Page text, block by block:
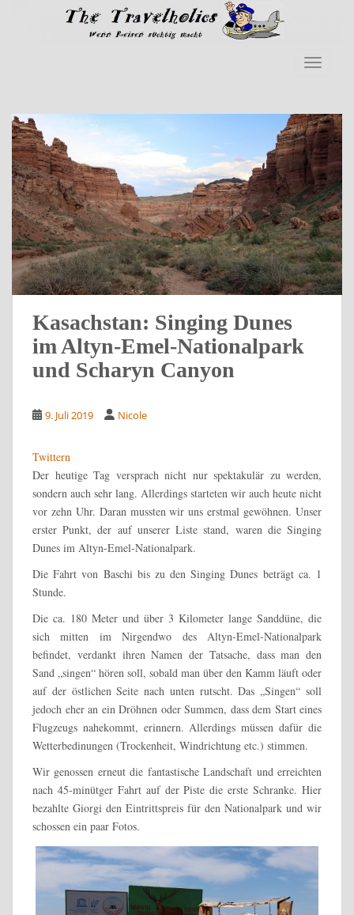
Skip to main content
Kasachstan: Singing Dunes
im Altyn-Emel-Nationalpark
und Scharyn Canyon
9. Juli 2019 Nicole
Twittern
Der heutige Tag versprach nicht nur spektakulär zu werden,
sondern auch sehr lang. Allerdings starteten wir auch heute nicht
vor zehn Uhr. Daran mussten wir uns erstmal gewöhnen. Unser
erster Punkt, der auf unserer Liste stand, waren die Singing
Dunes im Altyn-Emel-Nationalpark.
Die Fahrt von Baschi bis zu den Singing Dunes beträgt ca. 1
Stunde.
Die ca. 180 Meter und über 3 Kilometer lange Sanddüne, die
sich mitten im Nirgendwo des Altyn-Emel-Nationalpark
befindet, verdankt ihren Namen der Tatsache, dass man den
Sand „singen“ hören soll, sobald man über den Kamm läuft oder
auf der östlichen Seite nach unten rutscht. Das „Singen“ soll
jedoch eher an ein Dröhnen oder Summen, dass dem Start eines
Flugzeugs nahekommt, erinnern. Allerdings müssen dafür die
Wetterbedinungen (Trockenheit, Windrichtung etc.) stimmen.
Wir genossen erneut die fantastische Landschaft und erreichten
nach 45-minütger Fahrt auf der Piste die erste Schranke. Hier
bezahlte Giorgi den Eintrittspreis für den Nationalpark und wir
schossen ein paar Fotos.